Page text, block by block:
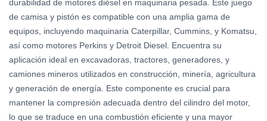
durabilidad de motores diésel en maquinaria pesada. Este juego
de camisa y pistón es compatible con una amplia gama de
equipos, incluyendo maquinaria Caterpillar, Cummins, y Komatsu,
así como motores Perkins y Detroit Diesel. Encuentra su
aplicación ideal en excavadoras, tractores, generadores, y
camiones mineros utilizados en construcción, minería, agricultura
y generación de energía. Este componente es crucial para
mantener la compresión adecuada dentro del cilindro del motor,
lo que se traduce en una combustión eficiente y una mayor